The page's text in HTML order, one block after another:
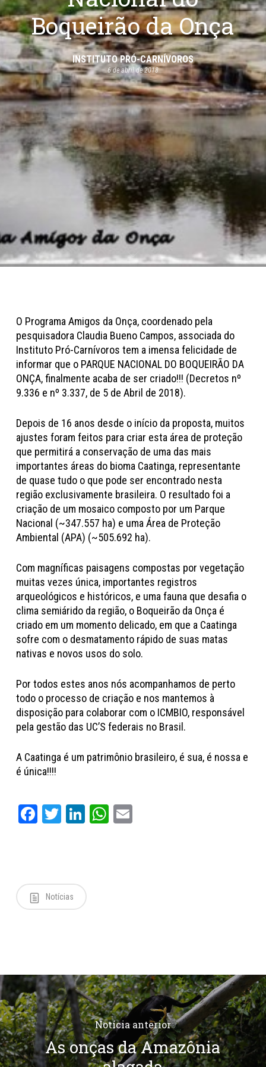
Boqueirão da Onça
INSTITUTO PRÓ-CARNÍVOROS
6 de abril de 2018
O Programa Amigos da Onça, coordenado pela
pesquisadora Claudia Bueno Campos, associada do
Instituto Pró-Carnívoros tem a imensa felicidade de
informar que o PARQUE NACIONAL DO BOQUEIRÃO DA
ONÇA, finalmente acaba de ser criado!!! (Decretos nº
9.336 e nº 3.337, de 5 de Abril de 2018).
Depois de 16 anos desde o início da proposta, muitos
ajustes foram feitos para criar esta área de proteção
que permitirá a conservação de uma das mais
importantes áreas do bioma Caatinga, representante
de quase tudo o que pode ser encontrado nesta
região exclusivamente brasileira. O resultado foi a
criação de um mosaico composto por um Parque
Nacional (~347.557 ha) e uma Área de Proteção
Ambiental (APA) (~505.692 ha).
Com magníficas paisagens compostas por vegetação
muitas vezes única, importantes registros
arqueológicos e históricos, e uma fauna que desafia o
clima semiárido da região, o Boqueirão da Onça é
criado em um momento delicado, em que a Caatinga
sofre com o desmatamento rápido de suas matas
nativas e novos usos do solo.
Por todos estes anos nós acompanhamos de perto
todo o processo de criação e nos mantemos à
disposição para colaborar com o ICMBIO, responsável
pela gestão das UC’S federais no Brasil.
A Caatinga é um patrimônio brasileiro, é sua, é nossa e
é única!!!!
Facebook
Twitter
LinkedIn
WhatsApp
Email
Notícias
Notícia anterior
As onças da Amazônia